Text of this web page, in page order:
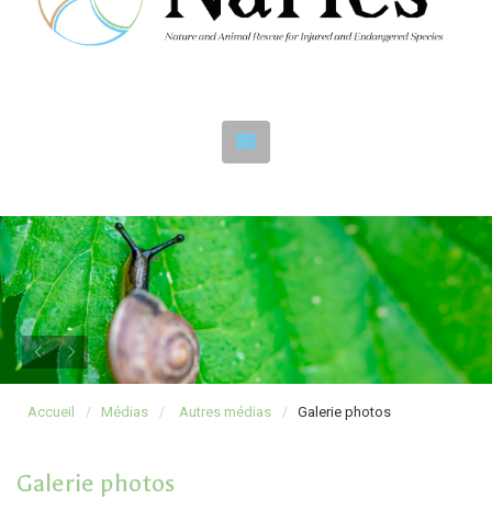
Accueil Médias Autres médias Galerie photos
Galerie photos